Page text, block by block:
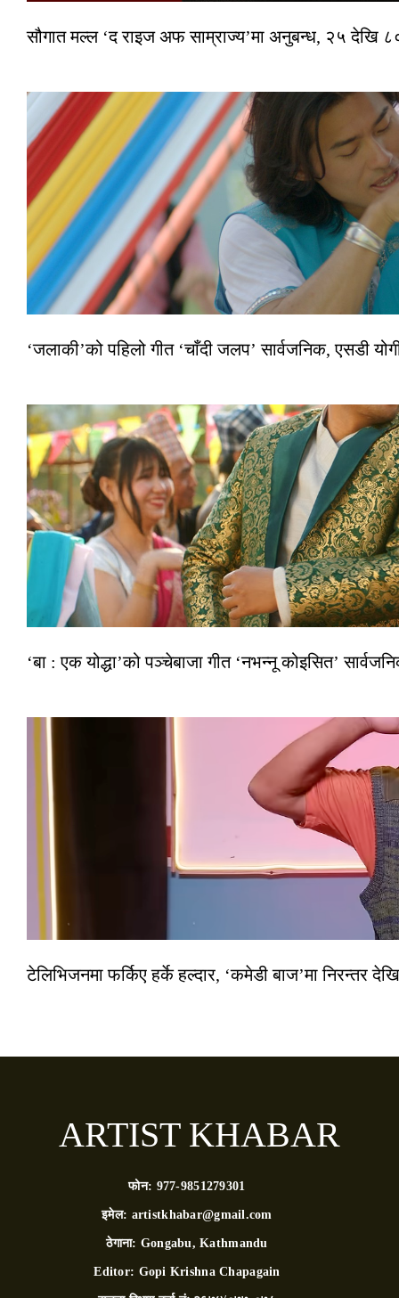
सौगात मल्ल ‘द राइज अफ साम्राज्य’मा अनुबन्ध, २५ देखि
‘जलाकी’को पहिलो गीत ‘चाँदी जलप’ सार्वजनिक, एसडी
‘बा : एक योद्धा’को पञ्चेबाजा गीत ‘नभन्नू कोइसित’
टेलिभिजनमा फर्किए हर्के हल्दार, ‘कमेडी बाज’मा निरन्तर
ARTIST KHABAR
फोन: 977-9851279301
इमेल: artistkhabar@gmail.com
ठेगाना: Gongabu, Kathmandu
Editor: Gopi Krishna Chapagain